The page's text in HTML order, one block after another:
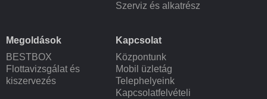
Szerviz és alkatrész
Megoldások
BESTBOX
Flottavizsgálat és
kiszervezés
Kapcsolat
Központunk
Mobil üzletág
Telephelyeink
Kapcsolatfelvételi